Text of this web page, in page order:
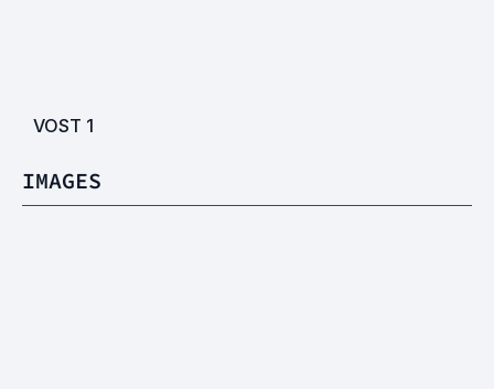
VOST 1
IMAGES